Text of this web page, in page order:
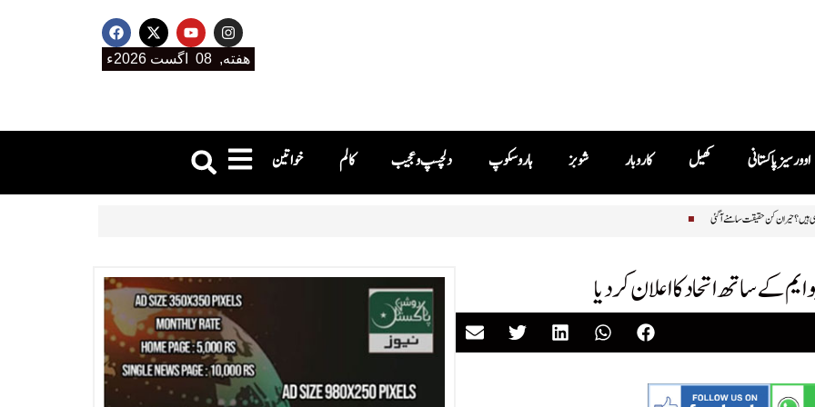
هفته, 08 اگست 2026ء
خواتین کالم دلچسپ و عجیب ہاروسکوپ شوبز کاروبار کھیل اوورسیز پاکستانی
نایاب کتابیں کیوں تلف کر رہی ہیں؟ حیران کن حقیقت سامنے آگئی
کے ساتھ اتحاد کا اعلان کردیا